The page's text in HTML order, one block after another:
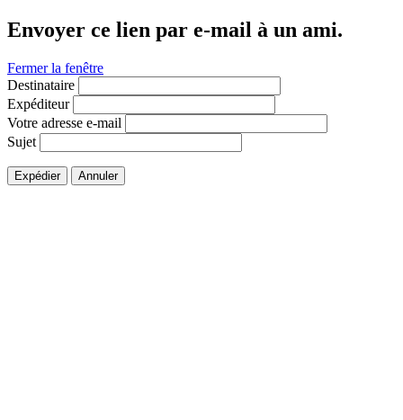
Envoyer ce lien par e-mail à un ami.
Fermer la fenêtre
Destinataire
Expéditeur
Votre adresse e-mail
Sujet
Expédier Annuler